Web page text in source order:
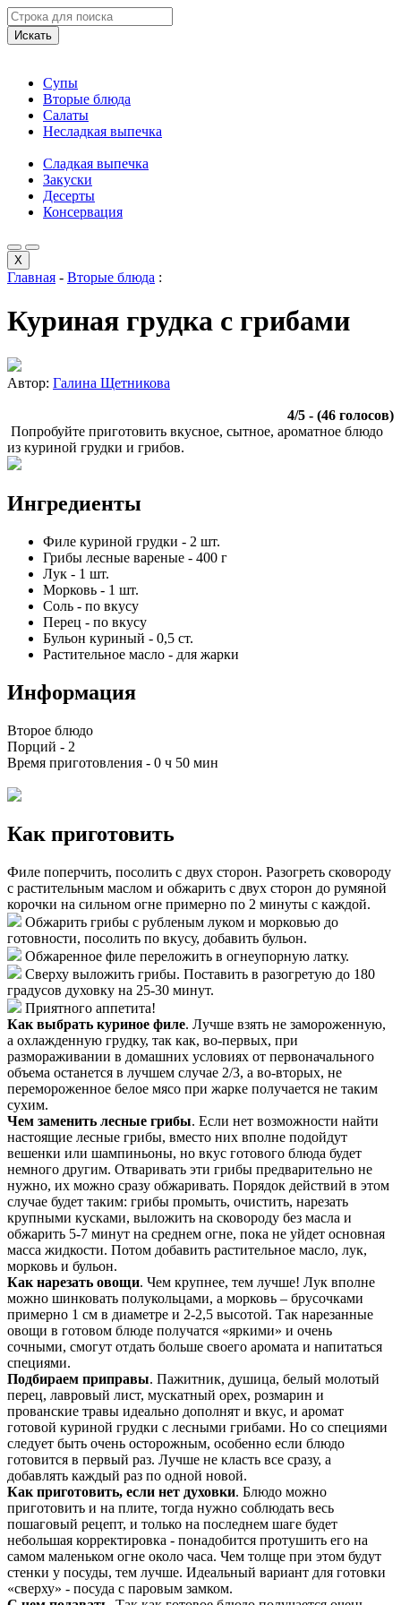
Искать
Супы
Вторые блюда
Салаты
Несладкая выпечка
Сладкая выпечка
Закуски
Десерты
Консервация
X
Главная - Вторые блюда :
Куриная грудка с грибами
Автор: Галина Щетникова
4/5 - (46 голосов)
Попробуйте приготовить вкусное, сытное, ароматное блюдо
из куриной грудки и грибов.
Ингредиенты
Филе куриной грудки - 2 шт.
Грибы лесные вареные - 400 г
Лук - 1 шт.
Морковь - 1 шт.
Соль - по вкусу
Перец - по вкусу
Бульон куриный - 0,5 ст.
Растительное масло - для жарки
Информация
Второе блюдо
Порций - 2
Время приготовления - 0 ч 50 мин
Как приготовить
Филе поперчить, посолить с двух сторон. Разогреть сковороду
с растительным маслом и обжарить с двух сторон до румяной
корочки на сильном огне примерно по 2 минуты с каждой.
Обжарить грибы с рубленым луком и морковью до
готовности, посолить по вкусу, добавить бульон.
Обжаренное филе переложить в огнеупорную латку.
Сверху выложить грибы. Поставить в разогретую до 180
градусов духовку на 25-30 минут.
Приятного аппетита!
Как выбрать куриное филе. Лучше взять не замороженную,
а охлажденную грудку, так как, во-первых, при
размораживании в домашних условиях от первоначального
объема останется в лучшем случае 2/3, а во-вторых, не
перемороженное белое мясо при жарке получается не таким
сухим.
Чем заменить лесные грибы. Если нет возможности найти
настоящие лесные грибы, вместо них вполне подойдут
вешенки или шампиньоны, но вкус готового блюда будет
немного другим. Отваривать эти грибы предварительно не
нужно, их можно сразу обжаривать. Порядок действий в этом
случае будет таким: грибы промыть, очистить, нарезать
крупными кусками, выложить на сковороду без масла и
обжарить 5-7 минут на среднем огне, пока не уйдет основная
масса жидкости. Потом добавить растительное масло, лук,
морковь и бульон.
Как нарезать овощи. Чем крупнее, тем лучше! Лук вполне
можно шинковать полукольцами, а морковь – брусочками
примерно 1 см в диаметре и 2-2,5 высотой. Так нарезанные
овощи в готовом блюде получатся «яркими» и очень
сочными, смогут отдать больше своего аромата и напитаться
специями.
Подбираем приправы. Пажитник, душица, белый молотый
перец, лавровый лист, мускатный орех, розмарин и
прованские травы идеально дополнят и вкус, и аромат
готовой куриной грудки с лесными грибами. Но со специями
следует быть очень осторожным, особенно если блюдо
готовится в первый раз. Лучше не класть все сразу, а
добавлять каждый раз по одной новой.
Как приготовить, если нет духовки. Блюдо можно
приготовить и на плите, тогда нужно соблюдать весь
пошаговый рецепт, и только на последнем шаге будет
небольшая корректировка - понадобится протушить его на
самом маленьком огне около часа. Чем толще при этом будут
стенки у посуды, тем лучше. Идеальный вариант для готовки
«сверху» - посуда с паровым замком.